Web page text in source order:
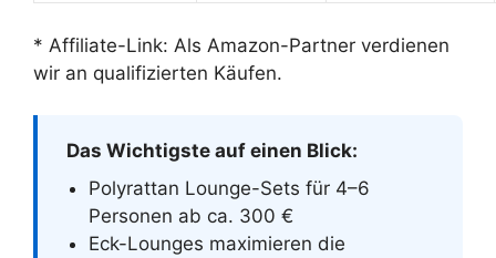
* Affiliate-Link: Als Amazon-Partner verdienen
wir an qualifizierten Käufen.
Das Wichtigste auf einen Blick:
Polyrattan Lounge-Sets für 4–6
Personen ab ca. 300 €
Eck-Lounges maximieren die